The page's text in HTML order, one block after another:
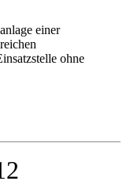
einer
ohne